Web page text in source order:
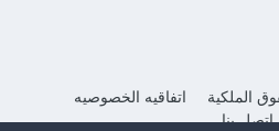
الملكية
اتفاقيه الخصوصيه
إتصل بنا